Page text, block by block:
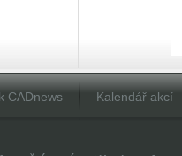
CADnews Kalendář akcí